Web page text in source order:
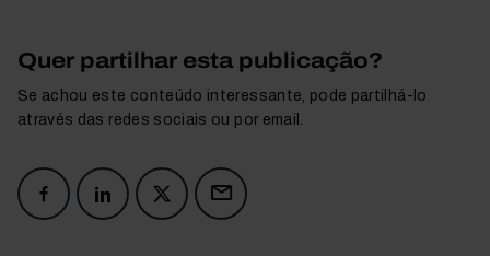
Quer partilhar esta publicação?
Se achou este conteúdo interessante, pode partilhá-lo
através das redes sociais ou por email.